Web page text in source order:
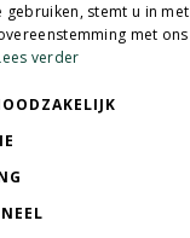
gebruiken, stemt u in met
met ons
verder